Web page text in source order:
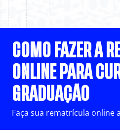
COMO FAZER A
ONLINE PARA
GRADUAÇÃO
Faça sua rematrícula online